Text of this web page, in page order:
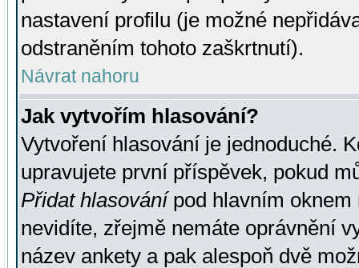
nastavení profilu (je možné
odstraněním tohoto zaškrtnutí).
Návrat nahoru
Jak vytvořím hlasování?
Vytvoření hlasování je jednoduché.
upravujete první příspěvek, pokud
Přidat hlasovánípod hlavním oknem
nevidíte, zřejmě nemáte oprávnění
název ankety a pak alespoň dvě